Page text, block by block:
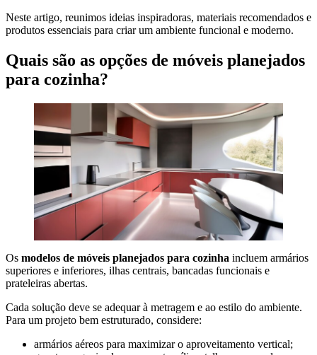
Neste artigo, reunimos ideias inspiradoras, materiais recomendados e
produtos essenciais para criar um ambiente funcional e moderno.
Quais são as opções de móveis planejados
para cozinha?
Os modelos de móveis planejados para cozinha incluem armários
superiores e inferiores, ilhas centrais, bancadas funcionais e
prateleiras abertas.
Cada solução deve se adequar à metragem e ao estilo do ambiente.
Para um projeto bem estruturado, considere:
armários aéreos para maximizar o aproveitamento vertical;